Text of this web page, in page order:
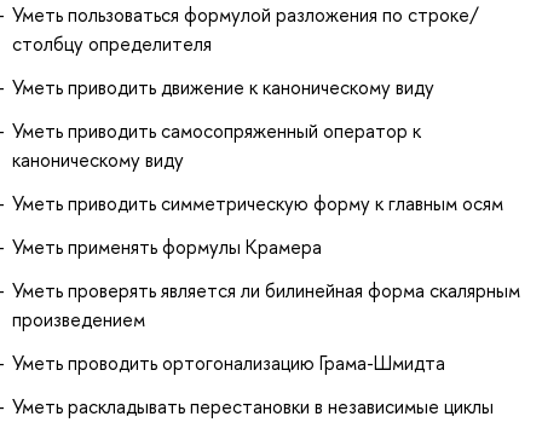
Уметь пользоваться формулой разложения по строке/
столбцу определителя
Уметь приводить движение к каноническому виду
Уметь приводить самосопряженный оператор к
каноническому виду
Уметь приводить симметрическую форму к главным осям
Уметь применять формулы Крамера
Уметь проверять является ли билинейная форма скалярным
произведением
Уметь проводить ортогонализацию Грама-Шмидта
Уметь раскладывать перестановки в независимые циклы